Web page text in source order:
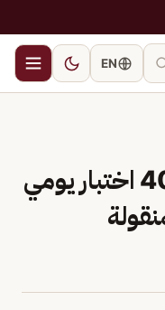
EN
مسؤول: أكثر من 4000 اختبار يومي